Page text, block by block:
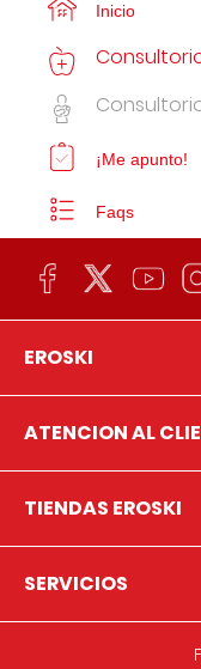
Inicio
¡Me apunto!
Faqs
EROSKI
ATENCION AL
TIENDAS EROSKI
SERVICIOS